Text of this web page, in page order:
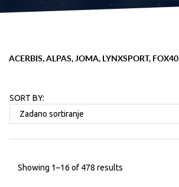
ACERBIS, ALPAS, JOMA, LYNXSPORT, FOX40
SORT BY:
Showing 1–16 of 478 results